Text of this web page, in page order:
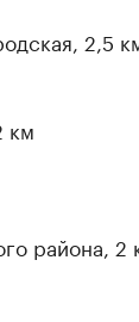
2,5
км
района, 2